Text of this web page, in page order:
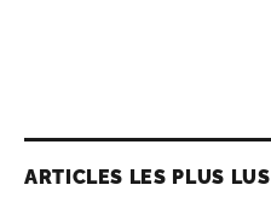
ARTICLES LES PLUS LUS